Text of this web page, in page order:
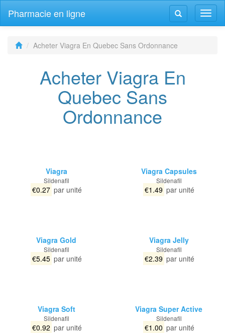
Navigation
bascule
Pharmacie en ligne
Acheter Viagra En Quebec Sans Ordonnance
Acheter Viagra En
Quebec Sans
Ordonnance
Viagra
Sildenafil
€0.27 par unité
Viagra Capsules
Sildenafil
€1.49 par unité
Viagra Gold
Sildenafil
€5.45 par unité
Viagra Jelly
Sildenafil
€2.39 par unité
Viagra Soft
Sildenafil
€0.92 par unité
Viagra Super Active
Sildenafil
€1.00 par unité